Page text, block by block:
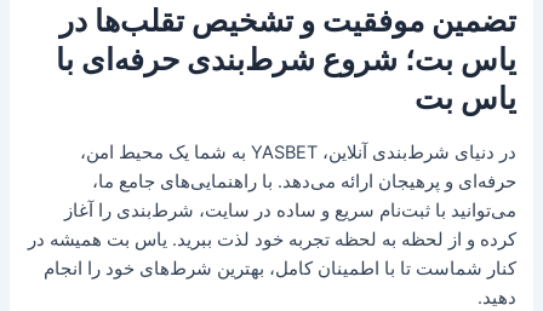
تضمین موفقیت و تشخیص تقلب‌ها در
یاس بت؛ شروع شرط‌بندی حرفه‌ای با
یاس بت
در دنیای شرط‌بندی آنلاین، YASBET به شما یک محیط امن،
حرفه‌ای و پرهیجان ارائه می‌دهد. با راهنمایی‌های جامع ما،
می‌توانید با ثبت‌نام سریع و ساده در سایت، شرط‌بندی را آغاز
کرده و از لحظه به لحظه تجربه خود لذت ببرید. یاس بت همیشه در
کنار شماست تا با اطمینان کامل، بهترین شرط‌های خود را انجام
دهید.